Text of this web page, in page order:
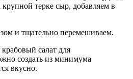
терке сыр, добавляем в
и тщательно перемешиваем.
салат для
создать из минимума
вкусно.